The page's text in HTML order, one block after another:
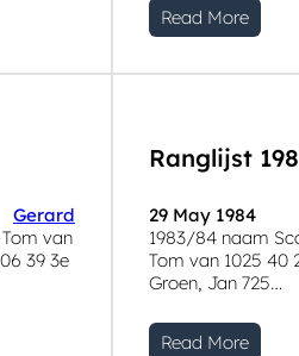
Read More
Gerard
van
39 3e
Ranglijst
29 May 1984
1983/84 naam
Tom van 1025 40
Groen, Jan 725…
Read More